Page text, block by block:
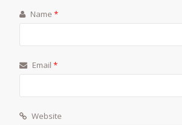
Name*
Email*
Website